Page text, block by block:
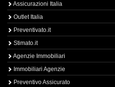
Assicurazioni Italia
Outlet Italia
Preventivato.it
Stimato.it
Agenzie Immobiliari
Immobiliari Agenzie
Preventivo Assicurato